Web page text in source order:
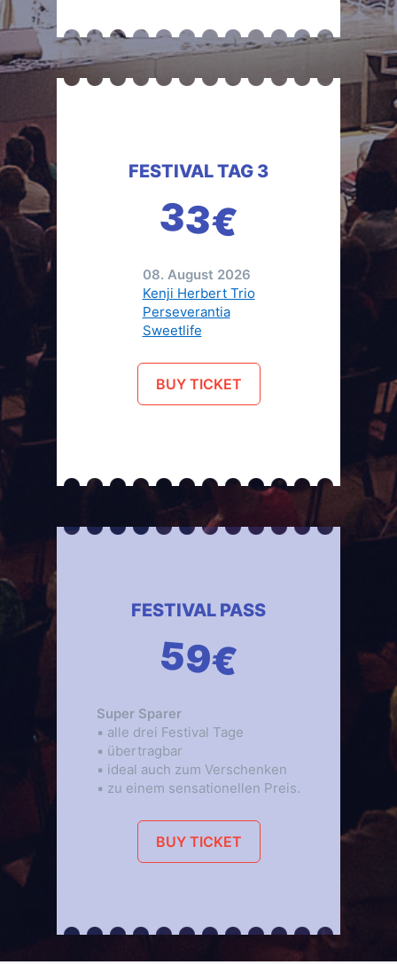
FESTIVAL TAG 3
33€
08. August 2026
Kenji Herbert Trio
Perseverantia
Sweetlife
BUY TICKET
FESTIVAL PASS
59€
Super Sparer
▪ alle drei Festival Tage
▪ übertragbar
▪ ideal auch zum Verschenken
▪ zu einem sensationellen Preis.
BUY TICKET